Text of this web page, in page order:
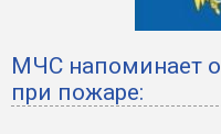
МЧС напоминает
при пожаре: